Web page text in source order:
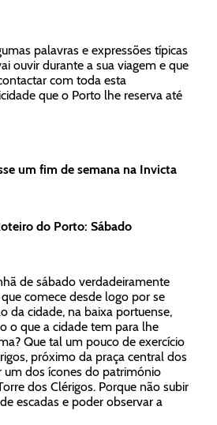
palavras e expressões típicas
ouvir durante a sua viagem e que
com toda esta
que o Porto lhe reserva até
um fim de semana na Invicta
do Porto: Sábado
de sábado verdadeiramente
comece desde logo por se
da cidade, na baixa portuense,
o que a cidade tem para lhe
Que tal um pouco de exercício
próximo da praça central dos
um dos ícones do património
dos Clérigos. Porque não subir
escadas e poder observar a